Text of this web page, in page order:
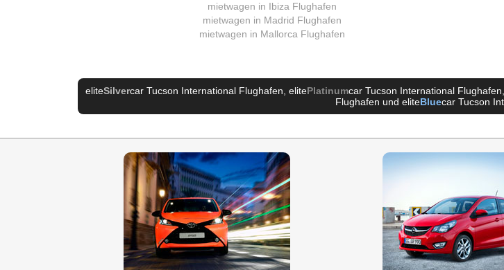
mietwagen in Ibiza Flughafen
mietwagen in Madrid Flughafen
mietwagen in Mallorca Flughafen
eliteSilvercar Tucson International Flughafen , elitePlatinumcar Tucson International Flughafen
Flughafen und eliteBluecar Tucson